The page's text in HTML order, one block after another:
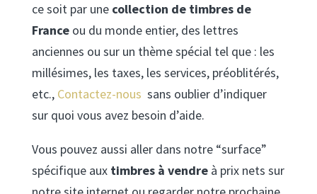
ce soit par une collection de timbres de
Franceou du monde entier, des lettres
anciennes ou sur un thème spécial tel que : les
millésimes, les taxes, les services, préoblitérés,
etc., Contactez-nous sans oublier d’indiquer
sur quoi vous avez besoin d’aide.
Vous pouvez aussi aller dans notre “surface”
spécifique aux timbres à vendreà prix nets sur